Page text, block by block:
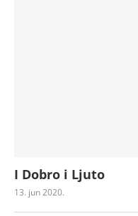
I Dobro i Ljuto
13. jun 2020.